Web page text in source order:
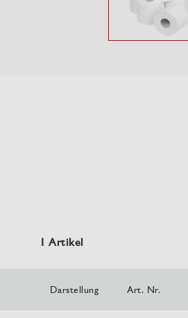
1 Artikel
Darstellung Art. Nr.